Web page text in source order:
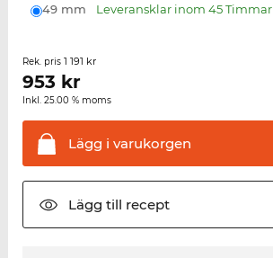
49 mm Leveransklar inom 45 Timmar
Rek. pris 1 191 kr
953 kr
Inkl. 25.00 % moms
Lägg i varukorgen
Lägg till recept